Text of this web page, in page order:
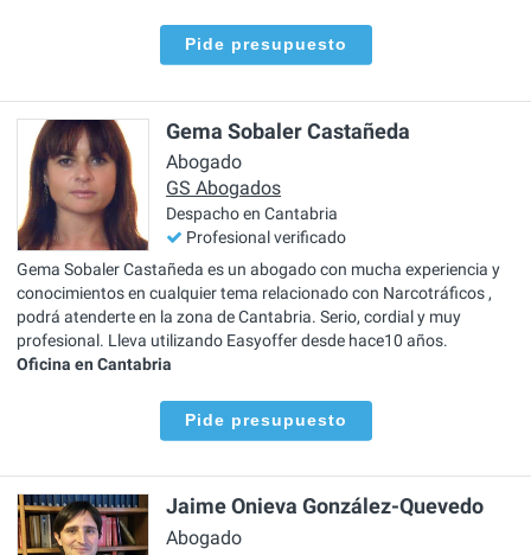
Pide presupuesto
Gema Sobaler Castañeda
Abogado
GS Abogados
Despacho en Cantabria
Profesional verificado
Gema Sobaler Castañeda es un abogado con mucha experiencia y
conocimientos en cualquier tema relacionado con Narcotráficos ,
podrá atenderte en la zona de Cantabria. Serio, cordial y muy
profesional. Lleva utilizando Easyoffer desde hace10 años.
Oficina en Cantabria
Pide presupuesto
Jaime Onieva González-Quevedo
Abogado